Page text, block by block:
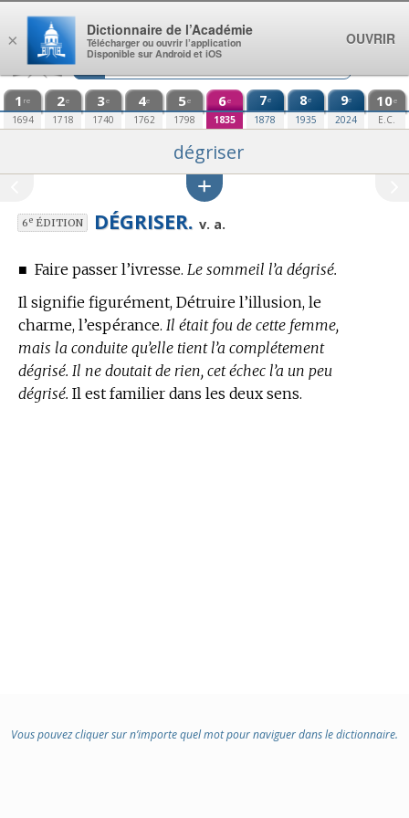
Aller au contenu
1 re
1694
2e
1718
3e
1740
4e
1762
5e
1798
6e
1835
7e
1878
8e
1935
9e
2024
10e
E.C.
dégriser
6eÉDITION DÉGRISER. v. a.
■ Faire passer l’ivresse. Le sommeil l’a dégrisé.
Il signifie figurément, Détruire l’illusion, le
charme, l’espérance. Il était fou de cette femme,
mais la conduite qu’elle tient l’a complétement
dégrisé. Il ne doutait de rien, cet échec l’a un peu
dégrisé. Il est familier dans les deux sens.
Vous pouvez cliquer sur n’importe quel mot pour naviguer dans le dictionnaire.
×
Dictionnaire de l’Académie
Télécharger ou ouvrir l’application
Disponible sur Android et iOS
OUVRIR